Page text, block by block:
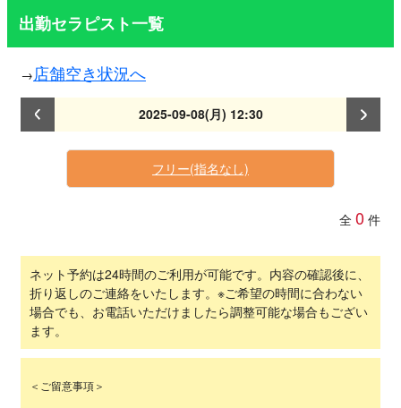
出勤セラピスト一覧
店舗空き状況へ
2025-09-08(月) 12:30
フリー(指名なし)
全 0 件
ネット予約は24時間のご利用が可能です。内容の確認後に、
折り返しのご連絡をいたします。※ご希望の時間に合わない
場合でも、お電話いただけましたら調整可能な場合もござい
ます。
＜ご留意事項＞